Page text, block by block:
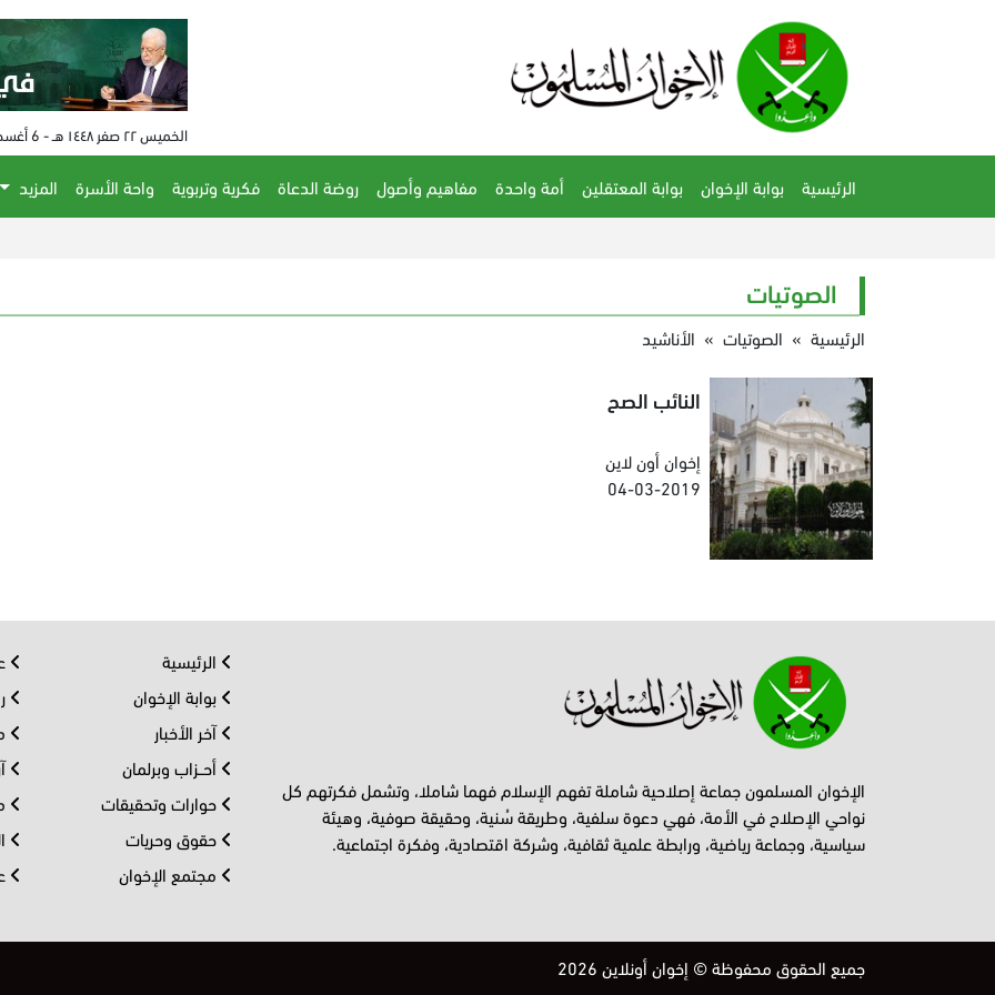
الخميس ٢٢ صفر ١٤٤٨ هـ - 6 أغسطس 2026 م - الساعة 04:54 م
الرئيسية بوابة الإخوان بوابة المعتقلين أمة واحدة مفاهيم وأصول روضة الدعاة فكرية وتربوية واحة الأسرة المزيد
الصوتيات
الرئيسية » الصوتيات » الأناشيد
النائب الصح
إخوان أون لاين
04-03-2019
الإخوان المسلمون جماعة إصلاحية شاملة تفهم الإسلام فهما شاملا، وتشمل فكرتهم كل
نواحي الإصلاح في الأمة، فهي دعوة سلفية، وطريقة سُنية، وحقيقة صوفية، وهيئة
سياسية، وجماعة رياضية، ورابطة علمية ثقافية، وشركة اقتصادية، وفكرة اجتماعية.
الرئيسية
بوابة الإخوان
آخر الأخبار
أحــزاب وبرلمان
حوارات وتحقيقات
حقوق وحريات
مجتمع الإخوان
جميع الحقوق محفوظة © إخوان أونلاين 2026